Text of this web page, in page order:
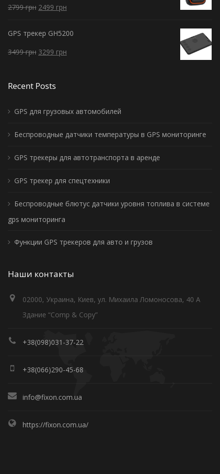
Оценка
5.00из 5
2799грн 2499 грн
GPS трекер GH5200
3499грн 3299 грн
Recent Posts
GPS для грузовых автомобилей
Беспроводные датчики температуры в GPS мониторинге
GPS трекеры для автотранспорта в аренде
GPS трекер для спецтехники
Беспроводные блютус датчики уровня топлива в системе
gps мониторинга
Функции GPS трекеров для авто и грузов
Наши контакты
02000, Украина, Киев, ул. Михаила Ломоносова, 40 А
Здание “Comp & Copy”
+38(098)031-37-22
+38(066)290-45-68
info@fixon.com.ua
https://fixon.com.ua/